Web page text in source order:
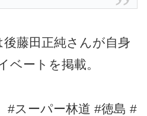
藤田正純さんが自身
ベートを掲載。
#スーパー林道 #徳島 #